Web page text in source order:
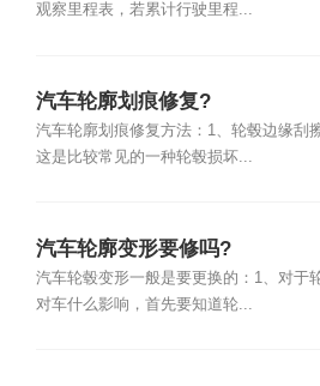
观察里程表，若累计行驶里程...
汽车轮廓划痕修复?
汽车轮廓划痕修复方法：1、轮毂边缘刮
这是比较常见的一种轮毂损坏...
汽车轮廓变形要修吗?
汽车轮毂变形一般是要更换的：1、对于
对车什么影响，首先要知道轮...